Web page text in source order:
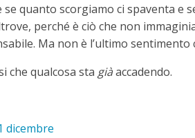
quanto scorgiamo ci spaventa e
perché è ciò che non
Ma non è l’ultimo
che qualcosa sta giàaccadendo.
dicembre